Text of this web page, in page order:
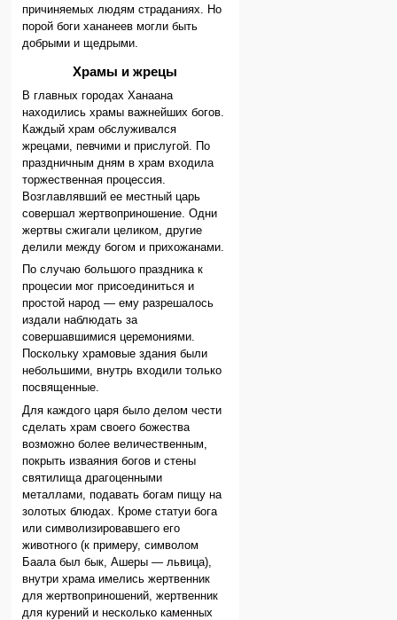
причиняемых людям страданиях. Но
порой боги хананеев могли быть
добрыми и щедрыми.
Храмы и жрецы
В главных городах Ханаана
находились храмы важнейших богов.
Каждый храм обслуживался
жрецами, певчими и прислугой. По
праздничным дням в храм входила
торжественная процессия.
Возглавлявший ее местный царь
совершал жертвоприношение. Одни
жертвы сжигали целиком, другие
делили между богом и прихожанами.
По случаю большого праздника к
процесии мог присоединиться и
простой народ — ему разрешалось
издали наблюдать за
совершавшимися церемониями.
Поскольку храмовые здания были
небольшими, внутрь входили только
посвященные.
Для каждого царя было делом чести
сделать храм своего божества
возможно более величественным,
покрыть изваяния богов и стены
святилища драгоценными
металлами, подавать богам пищу на
золотых блюдах. Кроме статуи бога
или символизировавшего его
животного (к примеру, символом
Баала был бык, Ашеры — львица),
внутри храма имелись жертвенник
для жертвоприношений, жертвенник
для курений и несколько каменных